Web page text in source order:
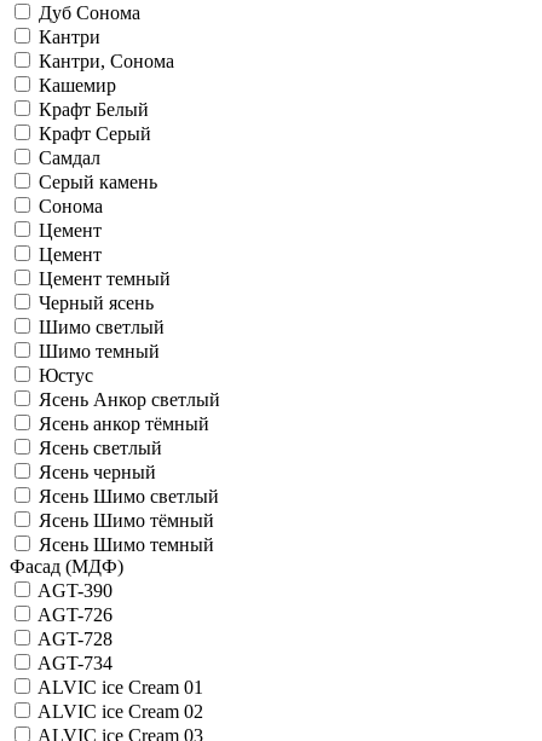
Дуб Сонома
Кантри
Кантри, Сонома
Кашемир
Крафт Белый
Крафт Серый
Самдал
Серый камень
Сонома
Цемент
Цемент
Цемент темный
Черный ясень
Шимо светлый
Шимо темный
Юстус
Ясень Анкор светлый
Ясень анкор тёмный
Ясень светлый
Ясень черный
Ясень Шимо светлый
Ясень Шимо тёмный
Ясень Шимо темный
Фасад (МДФ)
AGT-390
AGT-726
AGT-728
AGT-734
ALVIC iсе Cream 01
ALVIC iсе Cream 02
ALVIC iсе Cream 03